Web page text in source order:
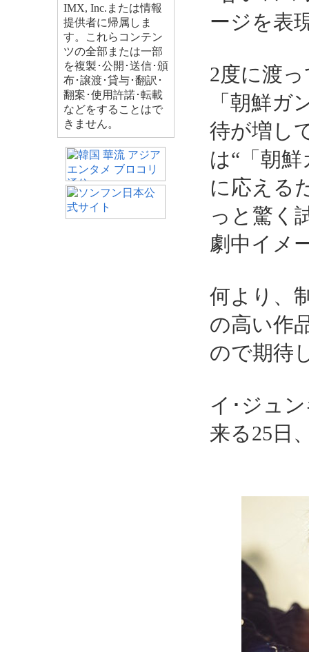
IMX, Inc.または情報
提供者に帰属しま
す。これらコンテン
ツの全部または一部
を複製･公開･送信･頒
布･譲渡･貸与･翻訳･
翻案･使用許諾･転載
などをすることはで
きません。
ージを表
2度に渡
「朝鮮ガ
待が増し
は“「朝
に応える
っと驚く
劇中イメ
何より、
の高い作
ので期待
イ･ジュ
来る25日